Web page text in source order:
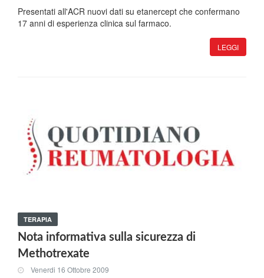
Presentati all'ACR nuovi dati su etanercept che confermano
17 anni di esperienza clinica sul farmaco.
LEGGI
TERAPIA
Nota informativa sulla sicurezza di
Methotrexate
Venerdi 16 Ottobre 2009